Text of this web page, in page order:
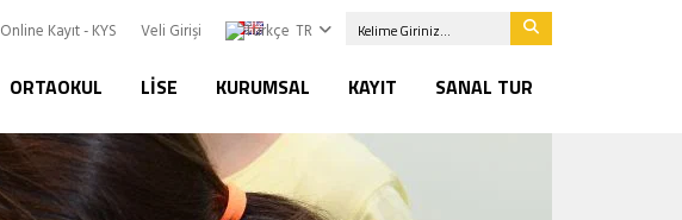
Online Kayıt - KYS Veli Girişi TR
ORTAOKUL LISE KURUMSAL KAYIT SANAL TUR